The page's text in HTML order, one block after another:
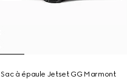
Sac à épaule Jetset GG Marmont